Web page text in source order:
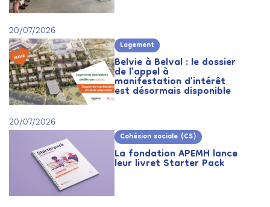
20/07/2026
Logement
Belvie à Belval : le dossier
de l’appel à
manifestation d’intérêt
est désormais disponible
20/07/2026
Cohésion sociale (CS)
La fondation APEMH lance
leur livret Starter Pack